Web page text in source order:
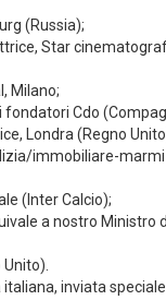
(Russia);
Star
Milano;
Cdo
Londra (Regno
immobiliare-marmi
(Inter Calcio);
a nostro Ministro
inviata